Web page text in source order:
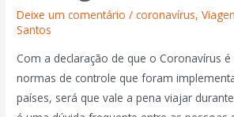
Deixe um comentário /coronavírus,
Santos
Com a declaração de que o Coronavírus
normas de controle que foram
países, será que vale a pena viajar